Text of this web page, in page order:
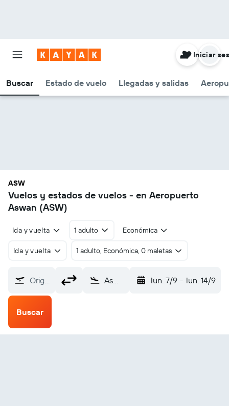
Buscar Estado de vuelo Llegadas y salidas
Iniciar
ASW
Vuelos y estados de vuelos - en Aeropuerto
Aswan (ASW)
Ida y vuelta 1 adulto Económica
Ida y vuelta 1 adulto, Económica, 0 maletas
Origen Aswan (ASW) lun. 7/9 - lun. 14/9
Buscar